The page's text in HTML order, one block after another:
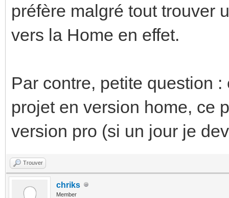
préfère malgré tout trouver
vers la Home en effet.
Par contre, petite question
projet en version home, ce
version pro (si un jour je
Trouver
chriks
Member